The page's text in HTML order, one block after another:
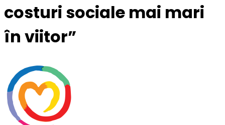
costuri sociale mai mari
în viitor”